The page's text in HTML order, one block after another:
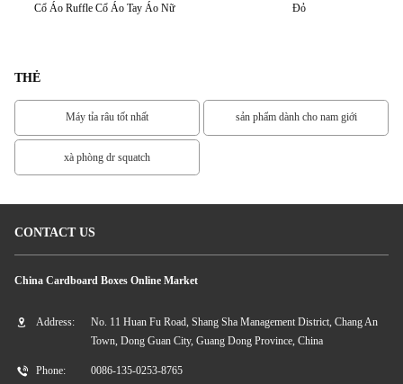
Cổ Áo Ruffle Cổ Áo Tay Áo Nữ
Đỏ
THẺ
Máy tỉa râu tốt nhất sản phẩm dành cho nam giới
xà phòng dr squatch
CONTACT US
China Cardboard Boxes Online Market
Address:
No. 11 Huan Fu Road, Shang Sha Management District, Chang An
Town, Dong Guan City, Guang Dong Province, China
Phone: 0086-135-0253-8765